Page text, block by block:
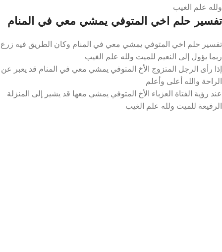
ولله علم الغيب
تفسير حلم اخي المتوفي يمشي معي في المنام
تفسير حلم اخي المتوفي يمشي معي في المنام وكان الطريق فيه زرع
ربما يؤول إلى النعيم للميت ولله علم الغيب
إذا رأى الرجل المتزوج الأخ المتوفي يمشي معي في المنام قد يعبر عن
الراحة والله أعلى وأعلم
عند رؤية الفتاة العزباء الأخ المتوفي يمشي معها قد يشير إلى المنزلة
الرفيعة للميت ولله علم الغيب